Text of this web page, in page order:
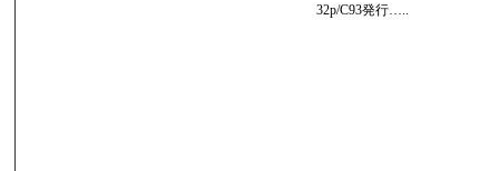
32p/C93発行…..